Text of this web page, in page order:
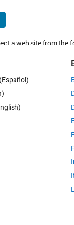
み、ガウシアンフィ
上で表示されて
した画像で、写真右
a web site from the
(Español)